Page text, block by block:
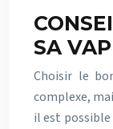
SA
Choisir le
complexe,
il est possible